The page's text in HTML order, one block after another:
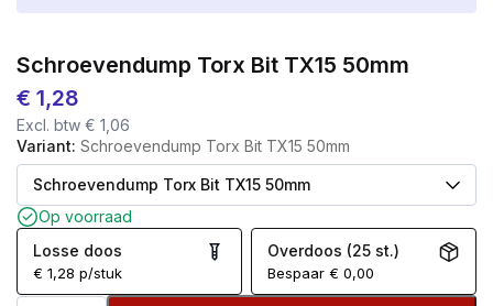
Schroevendump Torx Bit TX15 50mm
€ 1,28
Excl. btw € 1,06
Variant: Schroevendump Torx Bit TX15 50mm
Op voorraad
Losse doos
€ 1,28 p/stuk
Overdoos (25 st.)
Bespaar€ 0,00